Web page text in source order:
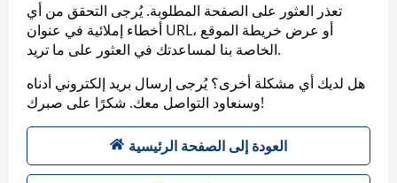
تعذر العثور على الصفحة المطلوبة. يُرجى التحقق من أي
أخطاء إملائية في عنوان URL، أو عرض خريطة الموقع
الخاصة بنا لمساعدتك في العثور على ما تريد.
هل لديك أي مشكلة أخرى؟ يُرجى إرسال بريد إلكتروني أدناه
وسنعاود التواصل معك. شكرًا على صبرك!
العودة إلى الصفحة الرئيسية